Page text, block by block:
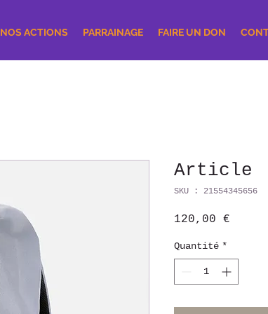
NOS ACTIONS PARRAINAGE FAIRE UN DON
Article
SKU : 21554345656
120,00 €
Quantité *